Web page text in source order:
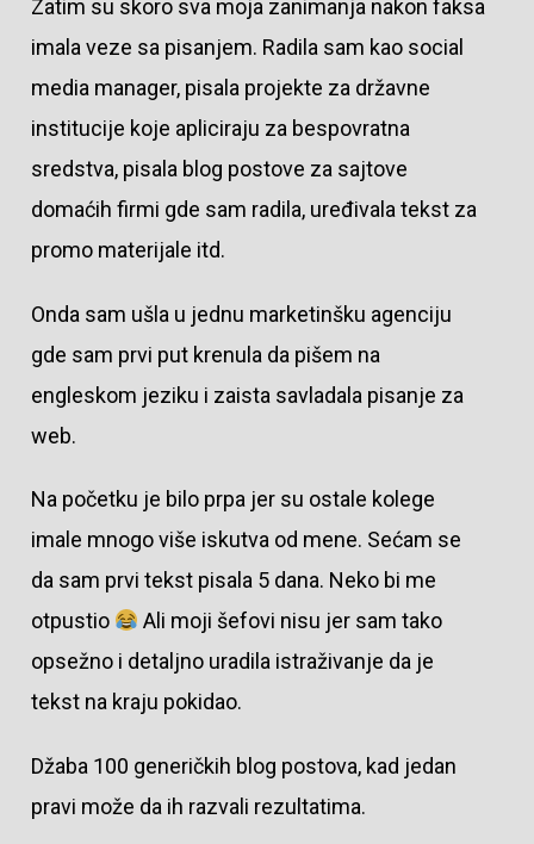
Zatim su skoro sva moja zanimanja nakon faksa
imala veze sa pisanjem. Radila sam kao social
media manager, pisala projekte za državne
institucije koje apliciraju za bespovratna
sredstva, pisala blog postove za sajtove
domaćih firmi gde sam radila, uređivala tekst za
promo materijale itd.
Onda sam ušla u jednu marketinšku agenciju
gde sam prvi put krenula da pišem na
engleskom jeziku i zaista savladala pisanje za
web.
Na početku je bilo prpa jer su ostale kolege
imale mnogo više iskutva od mene. Sećam se
da sam prvi tekst pisala 5 dana. Neko bi me
otpustio
Ali moji šefovi nisu jer sam tako
opsežno i detaljno uradila istraživanje da je
tekst na kraju pokidao.
Džaba 100 generičkih blog postova, kad jedan
pravi može da ih razvali rezultatima.